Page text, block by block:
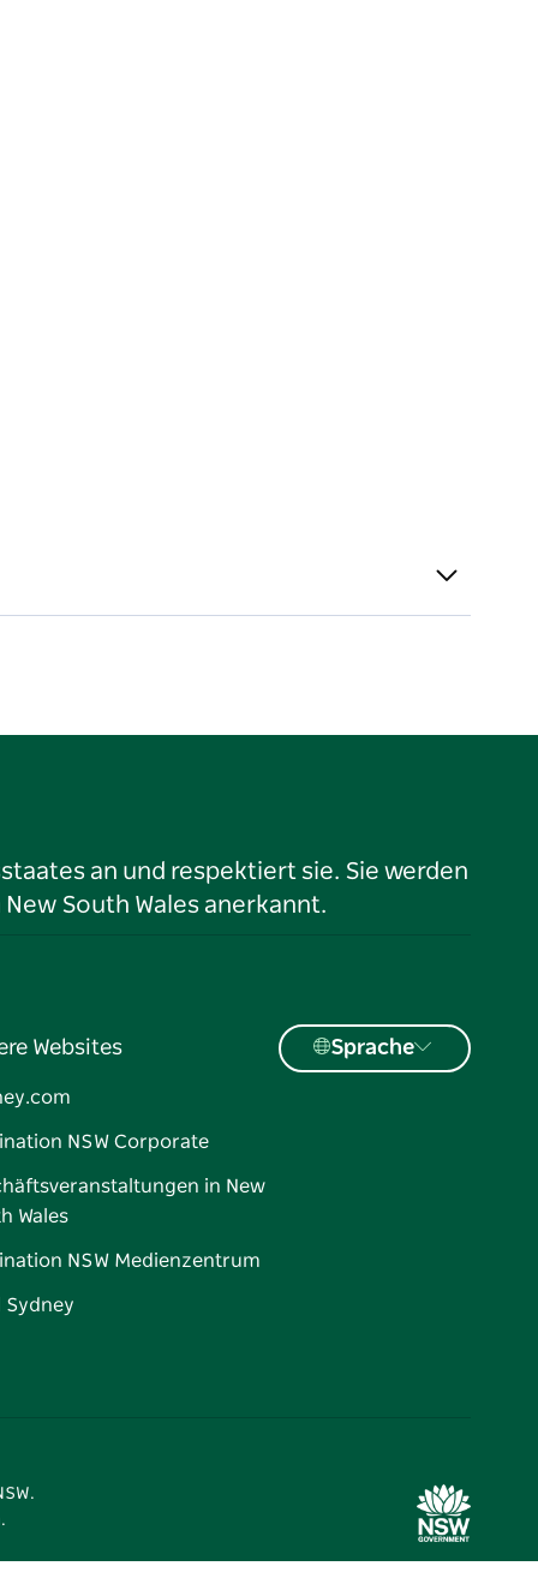
an und respektiert sie. Sie werden
South Wales anerkannt.
Websites
NSW Corporate
in New
Wales
NSW Medienzentrum
Sydney
Sprache